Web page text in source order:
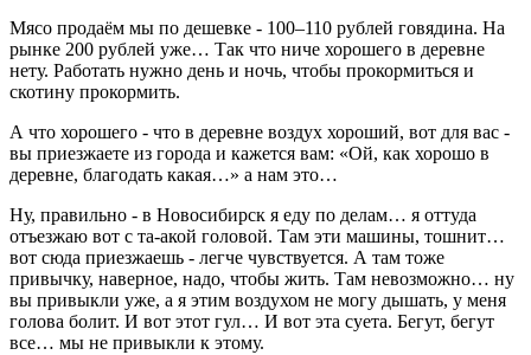
Мясо продаём мы по дешевке - 100–110 рублей говядина. На
рынке 200 рублей уже… Так что ниче хорошего в деревне
нету. Работать нужно день и ночь, чтобы прокормиться и
скотину прокормить.
А что хорошего - что в деревне воздух хороший, вот для вас -
вы приезжаете из города и кажется вам: «Ой, как хорошо в
деревне, благодать какая…» а нам это…
Ну, правильно - в Новосибирск я еду по делам… я оттуда
отъезжаю вот с та-акой головой. Там эти машины, тошнит…
вот сюда приезжаешь - легче чувствуется. А там тоже
привычку, наверное, надо, чтобы жить. Там невозможно… ну
вы привыкли уже, а я этим воздухом не могу дышать, у меня
голова болит. И вот этот гул… И вот эта суета. Бегут, бегут
все… мы не привыкли к этому.